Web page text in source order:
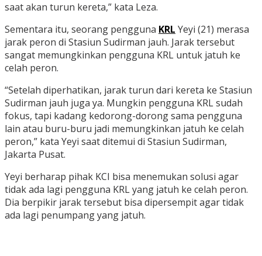
saat akan turun kereta,” kata Leza.
Sementara itu, seorang pengguna KRL Yeyi (21) merasa
jarak peron di Stasiun Sudirman jauh. Jarak tersebut
sangat memungkinkan pengguna KRL untuk jatuh ke
celah peron.
“Setelah diperhatikan, jarak turun dari kereta ke Stasiun
Sudirman jauh juga ya. Mungkin pengguna KRL sudah
fokus, tapi kadang kedorong-dorong sama pengguna
lain atau buru-buru jadi memungkinkan jatuh ke celah
peron,” kata Yeyi saat ditemui di Stasiun Sudirman,
Jakarta Pusat.
Yeyi berharap pihak KCI bisa menemukan solusi agar
tidak ada lagi pengguna KRL yang jatuh ke celah peron.
Dia berpikir jarak tersebut bisa dipersempit agar tidak
ada lagi penumpang yang jatuh.